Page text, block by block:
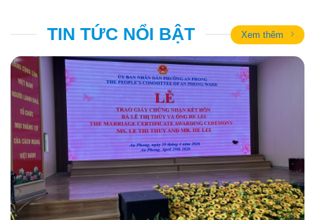
TIN TỨC NỔI BẬT Xem thêm